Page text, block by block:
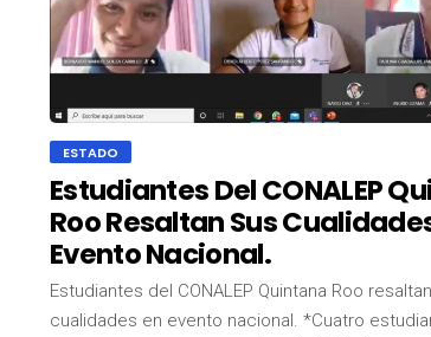
ESTADO
Estudiantes Del CONALEP
Roo Resaltan Sus
Evento Nacional.
Estudiantes del CONALEP Quintana Roo
cualidades en evento nacional. *Cuatro